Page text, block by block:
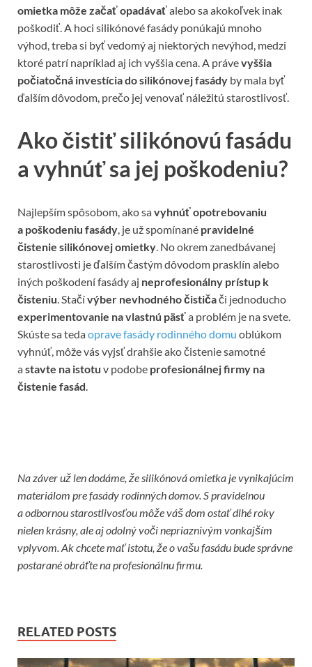
omietka môže začať opadávaťalebo sa akokoľvek inak
poškodiť. A hoci silikónové fasády ponúkajú mnoho
výhod, treba si byť vedomý aj niektorých nevýhod, medzi
ktoré patrí napríklad aj ich vyššia cena. A právevyššia
počiatočná investícia do silikónovej fasády by mala byť
ďalším dôvodom, prečo jej venovať náležitú starostlivosť.
Ako čistiť silikónovú fasádu
a vyhnúť sa jej poškodeniu?
Najlepším spôsobom, ako savyhnúť opotrebovaniu
a poškodeniu fasády, je už spomínané pravidelné
čistenie silikónovej omietky. No okrem zanedbávanej
starostlivosti je ďalším častým dôvodom prasklín alebo
iných poškodení fasády aj neprofesionálny prístup k
čisteniu. Stačívýber nevhodného čističači jednoducho
experimentovanie na vlastnú päsťa problém je na svete.
Skúste sa tedaoprave fasády rodinného domu oblúkom
vyhnúť, môže vás vyjsť drahšie ako čistenie samotné
astavte na istotu v podobe profesionálnej firmy na
čistenie fasád.
Na záver už len dodáme, že silikónová omietka je vynikajúcim
materiálom pre fasády rodinných domov. S pravidelnou
a odbornou starostlivosťou môže váš dom ostať dlhé roky
nielen krásny, ale aj odolný voči nepriaznivým vonkajším
vplyvom. Ak chcete mať istotu, že o vašu fasádu bude správne
postarané obráťte na profesionálnu firmu.
RELATED POSTS